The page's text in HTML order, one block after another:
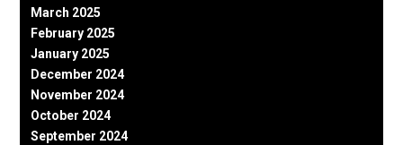
March 2025
February 2025
January 2025
December 2024
November 2024
October 2024
September 2024